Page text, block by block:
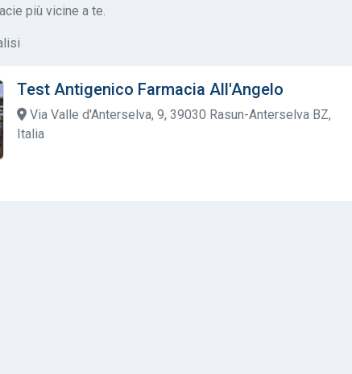
più vicine a te.
Test Antigenico Farmacia All'Angelo
Via Valle d'Anterselva, 9, 39030 Rasun-Anterselva BZ,
Italia